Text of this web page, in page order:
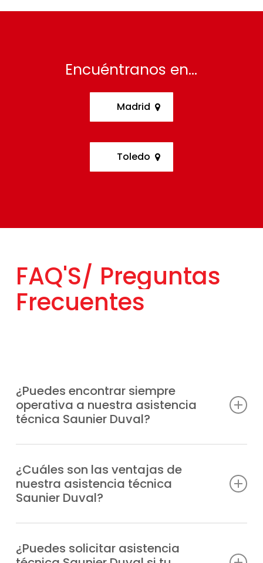
Encuéntranos en…
Madrid
Toledo
FAQ'S/ Preguntas
Frecuentes
¿Puedes encontrar siempre
operativa a nuestra asistencia
técnica Saunier Duval?
cualquier momento, por eso encontrarás
disponible nuestra asistencia técnica
Saunier Duval todos los días del año.
¿Cuáles son las ventajas de
nuestra asistencia técnica
Saunier Duval?
destaca por ofrecer servicios detallados,
¿Puedes solicitar asistencia